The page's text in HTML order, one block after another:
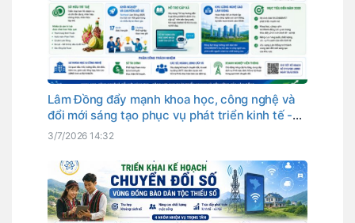
Lâm Đồng đẩy mạnh khoa học, công nghệ và
đổi mới sáng tạo phục vụ phát triển kinh tế -
xã hội
3/7/2026 14:32